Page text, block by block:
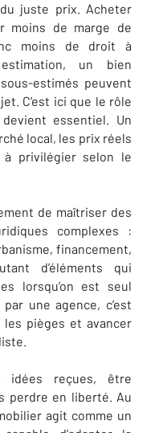
juste prix. Acheter
moins de marge de
moins de droit à
un bien
estimés peuvent
C’est ici que le rôle
devient essentiel. Un
local, les prix réels
privilégier selon le
de maîtriser des
complexes :
financement,
d’éléments qui
lorsqu’on est seul
une agence, c’est
pièges et avancer
idées reçues, être
perdre en liberté. Au
agit comme un